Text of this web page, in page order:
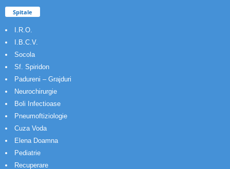
Spitale
I.R.O.
I.B.C.V.
Socola
Sf. Spiridon
Padureni – Grajduri
Neurochirurgie
Boli Infectioase
Pneumoftiziologie
Cuza Voda
Elena Doamna
Pediatrie
Recuperare